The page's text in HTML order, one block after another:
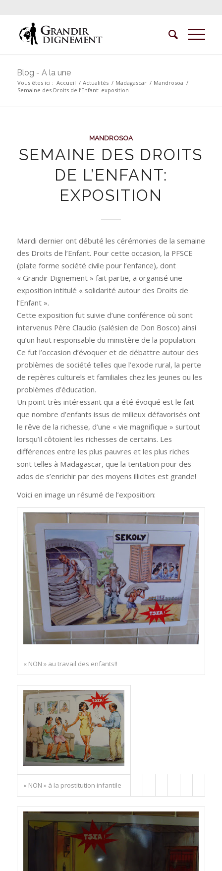
Blog - A la une
Vous êtes ici : Accueil / Actualités / Madagascar / Mandrosoa /
Semaine des Droits de l’Enfant: exposition
MANDROSOA
SEMAINE DES DROITS
DE L’ENFANT:
EXPOSITION
Mardi dernier ont débuté les cérémonies de la semaine
des Droits de l’Enfant. Pour cette occasion, la PFSCE
(plate forme société civile pour l’enfance), dont
« Grandir Dignement » fait partie, a organisé une
exposition intitulé « solidarité autour des Droits de
l’Enfant ».
Cette exposition fut suivie d’une conférence où sont
intervenus Père Claudio (salésien de Don Bosco) ainsi
qu’un haut responsable du ministère de la population.
Ce fut l’occasion d’évoquer et de débattre autour des
problèmes de société telles que l’exode rural, la perte
de repères culturels et familiales chez les jeunes ou les
problèmes d’éducation.
Un point très intéressant qui a été évoqué est le fait
que nombre d’enfants issus de milieux défavorisés ont
le rêve de la richesse, d’une « vie magnifique » surtout
lorsqu’il côtoient les richesses de certains. Les
différences entre les plus pauvres et les plus riches
sont telles à Madagascar, que la tentation pour des
ados de s’enrichir par des moyens illicites est grande!
Voici en image un résumé de l’exposition:
« NON » au travail des enfants!!
« NON » à la prostitution infantile